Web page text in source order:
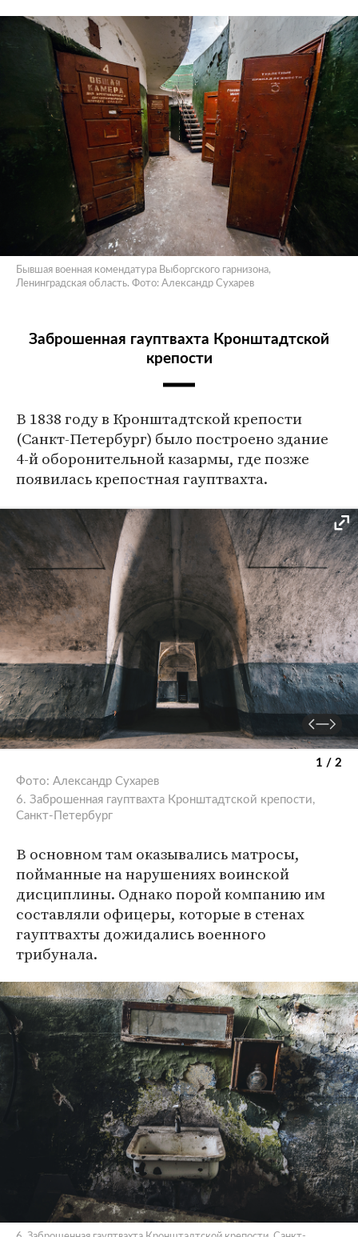
Бывшая военная комендатура Выборгского гарнизона,
Ленинградская область. Фото: Александр Сухарев
Заброшенная гауптвахта Кронштадтской
крепости
В 1838 году в Кронштадтской крепости
(Санкт-Петербург) было построено здание
4-й оборонительной казармы, где позже
появилась крепостная гауптвахта.
1 / 2
Фото: Александр Сухарев
6. Заброшенная гауптвахта Кронштадтской крепости,
Санкт-Петербург
В основном там оказывались матросы,
пойманные на нарушениях воинской
дисциплины. Однако порой компанию им
составляли офицеры, которые в стенах
гауптвахты дожидались военного
трибунала.